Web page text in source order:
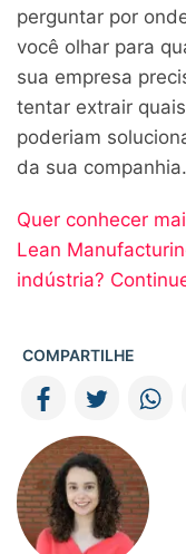
perguntar por
você olhar para
sua empresa
tentar extrair
poderiam
da sua companhia.
Quer conhecer
Lean
indústria?
COMPARTILHE